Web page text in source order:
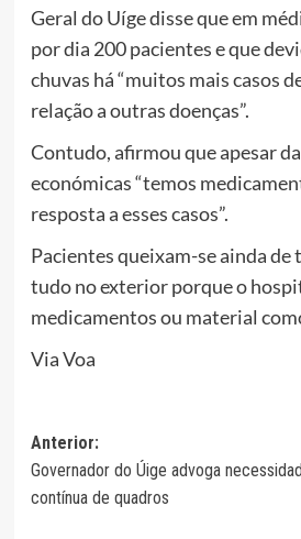
Geral do Uíge disse que em
por dia 200 pacientes e que
chuvas há “muitos mais casos
relação a outras doenças”.
Contudo, afirmou que apesar
económicas “temos
resposta a esses casos”.
Pacientes queixam-se ainda
tudo no exterior porque o
medicamentos ou material
Via Voa
Navegação
de
artigos
Anterior:
Governador do Úige advoga
contínua de quadros